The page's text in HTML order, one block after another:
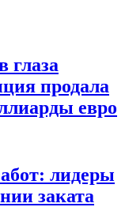
глаза
продала
евро
лидеры
заката